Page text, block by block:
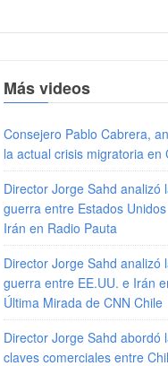
Más videos
Consejero Pablo Cabrera,
la actual crisis migratoria en
Director Jorge Sahd analizó
guerra entre Estados
Irán en Radio Pauta
Director Jorge Sahd analizó
guerra entre EE.UU. e Irán
Última Mirada de CNN Chile
Director Jorge Sahd abordó
claves comerciales entre